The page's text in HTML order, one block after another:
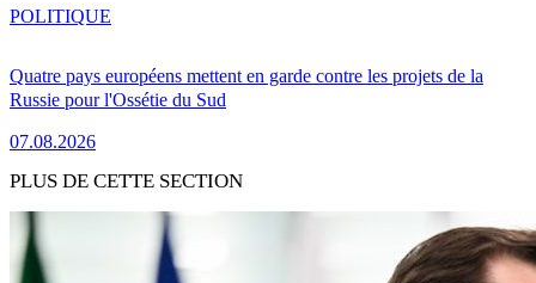
Quatre pays européens mettent en garde contre les projets de la
Russie pour l'Ossétie du Sud
07.08.2026
POLITIQUE
PLUS DE CETTE SECTION